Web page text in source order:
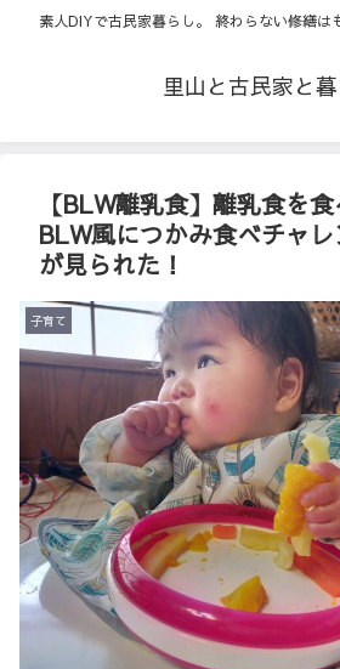
素人DIYで古民家暮らし。 終わらない修繕は
里山と古民家と
【BLW離乳食】離乳食を
BLW風につかみ食べチャ
が見られた！
子育て